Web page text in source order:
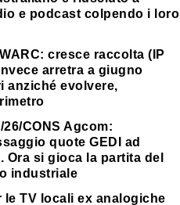
e podcast colpendo i loro
cresce raccolta (IP
arretra a giugno
anziché evolvere,
26/CONS Agcom:
quote GEDI ad
Ora si gioca la partita del
industriale
le TV locali ex analogiche